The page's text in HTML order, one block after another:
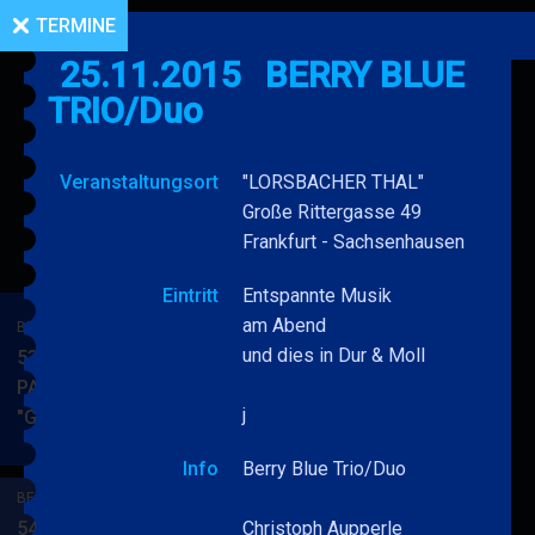
BERRY BLUE & BAND
53. JAZZ Matinee in den
PARKSIDE STUDIOS
"Gypsy Jazz"
&
BERRY BLUE & BAND
54. JAZZ Matinee in den
TERMINE
25.11.2015
BERRY BLUE
TRIO/Duo
Veranstaltungsort
"LORSBACHER THAL"
Große Rittergasse 49
Frankfurt - Sachsenhausen
Eintritt
Entspannte Musik
am Abend
und dies in Dur & Moll
j
Info Berry Blue Trio/Duo
Christoph Aupperle